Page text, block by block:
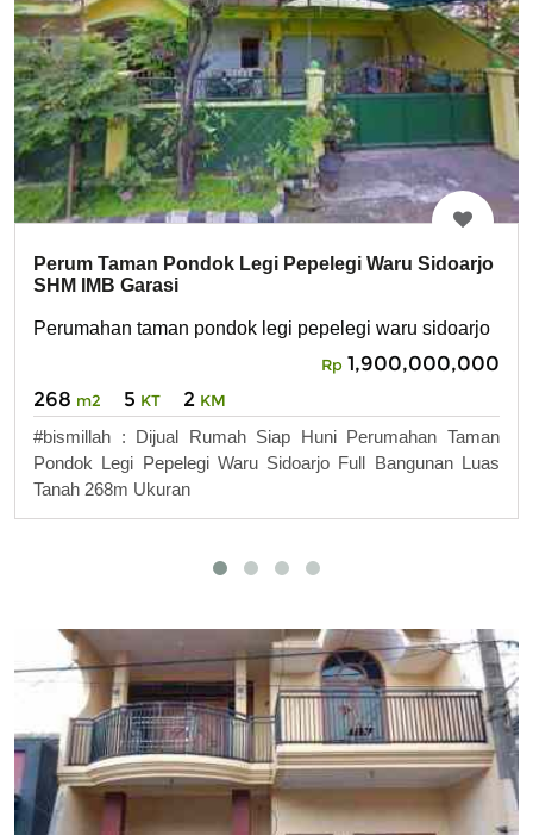
Perum Taman Pondok Legi Pepelegi Waru Sidoarjo
SHM IMB Garasi
Perumahan taman pondok legi pepelegi waru sidoarjo
Rp 1,900,000,000
268 m2 5 KT 2 KM
#bismillah : Dijual Rumah Siap Huni Perumahan Taman
Pondok Legi Pepelegi Waru Sidoarjo Full Bangunan Luas
Tanah 268m Ukuran